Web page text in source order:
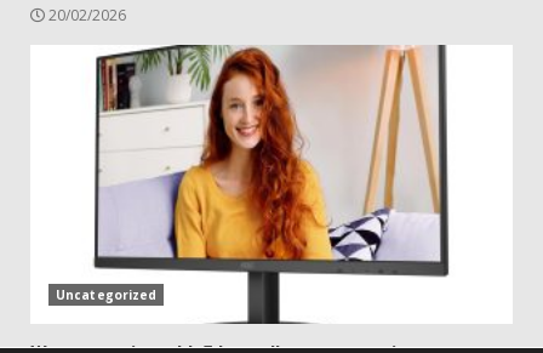
20/02/2026
Uncategorized